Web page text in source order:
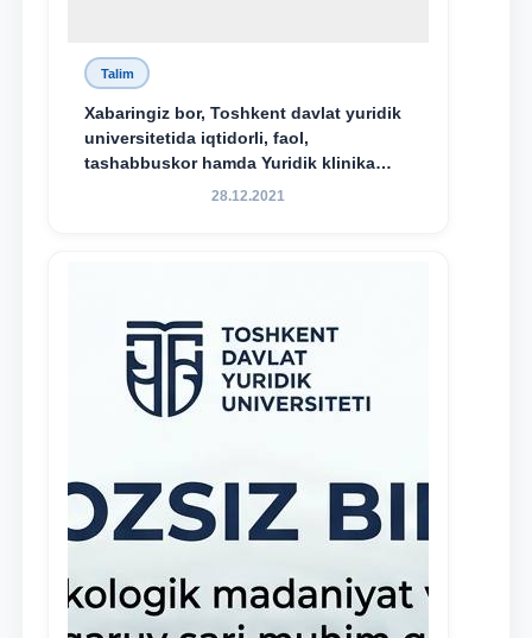
Talim
Xabaringiz bor, Toshkent davlat yuridik
universitetida iqtidorli, faol,
tashabbuskor hamda Yuridik klinika
faoliyatida o‘z bilim va ko‘nikmalarini
28.12.2021